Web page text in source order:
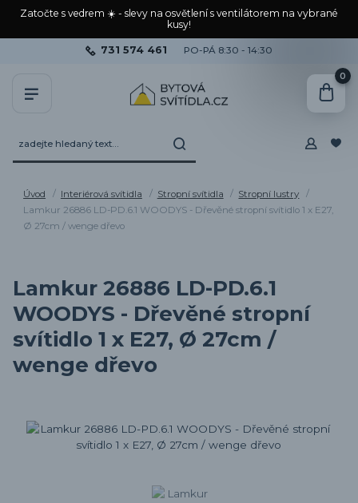
Zatočte s vedrem ☀️ - slevy na osvětlení s ventilátorem na vybrané
kusy!
731 574 461 PO-PÁ 8:30 - 14:30
0
Úvod Interiérová svítidla Stropní svítidla
Stropní lustry
Lamkur 26886 LD-PD.6.1 WOODYS - Dřevěné stropní svítidlo 1 x E27,
Ø 27cm / wenge dřevo
Lamkur 26886 LD-PD.6.1
WOODYS - Dřevěné stropní
svítidlo 1 x E27, Ø 27cm /
wenge dřevo